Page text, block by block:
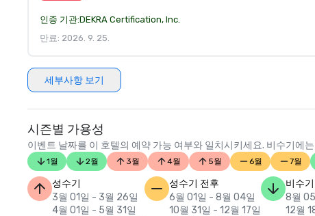
인증 기관:DEKRA Certification, Inc.
만료: 2026. 9. 25.
세부사항 보기
시즌별 가용성
이벤트 날짜를 이 호텔의 예약 가능 여부와 일치시키세요. 비수기에
1월 2월 3월 4월 5월 6월 7월
성수기
3월 01일 - 3월 26일
4월 01일 - 5월 31일
성수기 전후
6월 01일 - 8월 04일
10월 31일 - 12월 17일
비수기
8월
12월